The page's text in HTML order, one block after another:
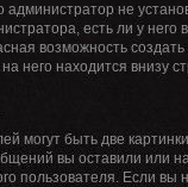
администратор не
есть ли у
возможность
него находится внизу
могут быть две
вы оставили
пользователя. Если